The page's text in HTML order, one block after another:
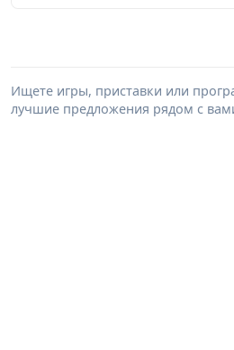
Ищете игры, приставки или
лучшие предложения рядом с